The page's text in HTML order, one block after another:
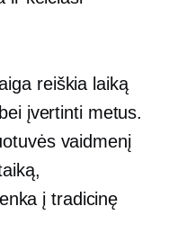
reiškia laiką
įvertinti metus.
vaidmenį
į tradicinę